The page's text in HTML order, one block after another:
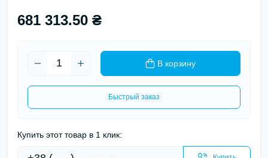
681 313.50 ₴
В корзину
Быстрый заказ
Купить этот товар в 1 клик: